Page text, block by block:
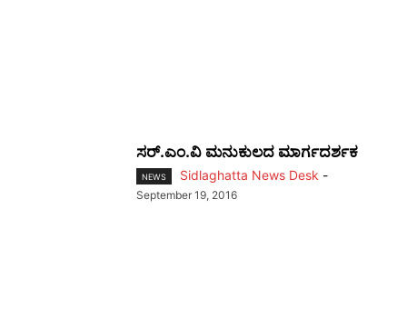
ಸರ್.ಎಂ.ವಿ ಮನುಕುಲದ ಮಾರ್ಗದರ್ಶಕ
NEWS Sidlaghatta News Desk -
September 19, 2016